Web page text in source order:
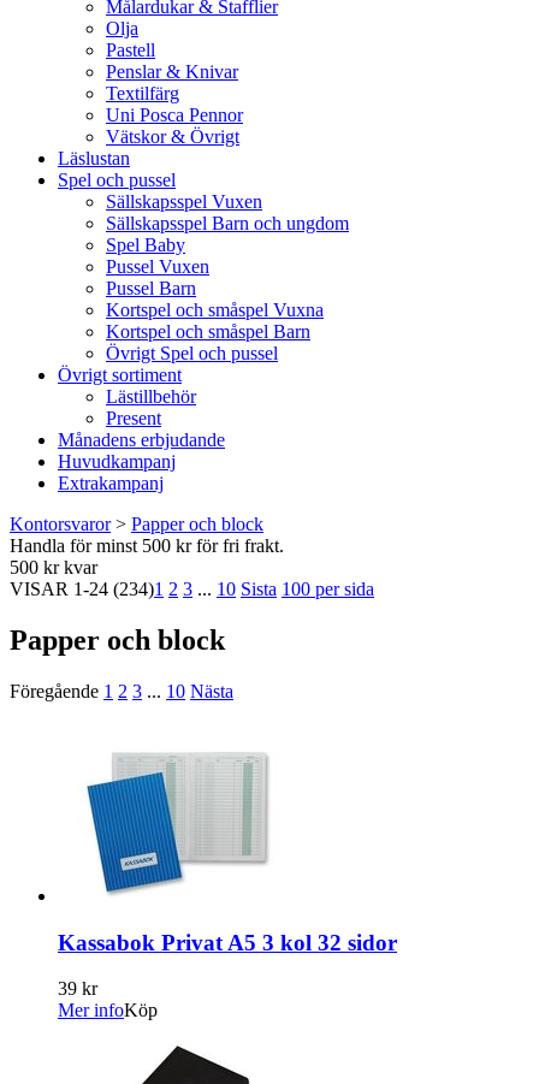
Målardukar & Stafflier
Olja
Pastell
Penslar & Knivar
Textilfärg
Uni Posca Pennor
Vätskor & Övrigt
Läslustan
Spel och pussel
Sällskapsspel Vuxen
Sällskapsspel Barn och ungdom
Spel Baby
Pussel Vuxen
Pussel Barn
Kortspel och småspel Vuxna
Kortspel och småspel Barn
Övrigt Spel och pussel
Övrigt sortiment
Lästillbehör
Present
Månadens erbjudande
Huvudkampanj
Extrakampanj
Kontorsvaror> Papper och block
Handla för minst 500 kr för fri frakt.
500 kr kvar
VISAR 1-24 (234)1 2 3 ... 10 Sista 100 per sida
Papper och block
Föregående 1 2 3 ... 10 Nästa
Kassabok Privat A5 3 kol 32 sidor
39 kr
Mer infoKöp